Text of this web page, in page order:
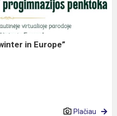
in Europe”
Plačiau